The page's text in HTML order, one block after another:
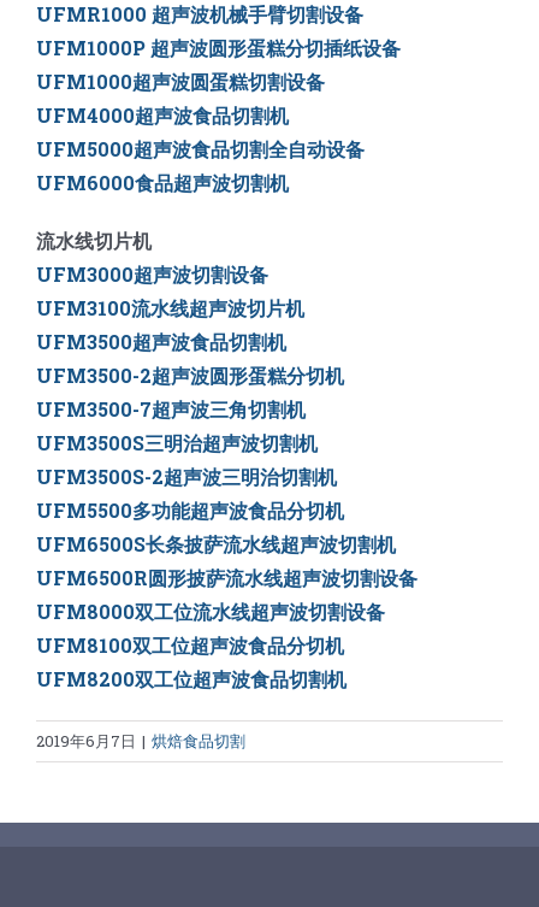
UFMR1000 超声波机械手臂切割设备
UFM1000P 超声波圆形蛋糕分切插纸设备
UFM1000超声波圆蛋糕切割设备
UFM4000超声波食品切割机
UFM5000超声波食品切割全自动设备
UFM6000食品超声波切割机
流水线切片机
UFM3000超声波切割设备
UFM3100流水线超声波切片机
UFM3500超声波食品切割机
UFM3500-2超声波圆形蛋糕分切机
UFM3500-7超声波三角切割机
UFM3500S三明治超声波切割机
UFM3500S-2超声波三明治切割机
UFM5500多功能超声波食品分切机
UFM6500S长条披萨流水线超声波切割机
UFM6500R圆形披萨流水线超声波切割设备
UFM8000双工位流水线超声波切割设备
UFM8100双工位超声波食品分切机
UFM8200双工位超声波食品切割机
2019年6月7日 | 烘焙食品切割